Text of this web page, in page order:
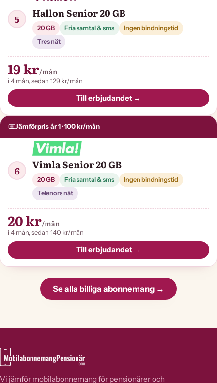
5 Hallon Senior 20 GB
20 GB Fria samtal & sms
Ingen bindningstid
Tres nät
19 kr/mån
i 4 mån, sedan 129 kr/mån
Till erbjudandet →
Jämförpris år 1 · 100 kr/mån
6 Vimla Senior 20 GB
20 GB Fria samtal & sms
Ingen bindningstid
Telenors nät
20 kr/mån
i 4 mån, sedan 140 kr/mån
Till erbjudandet →
Se alla billiga abonnemang →
Vi jämför mobilabonnemang för pensionärer och